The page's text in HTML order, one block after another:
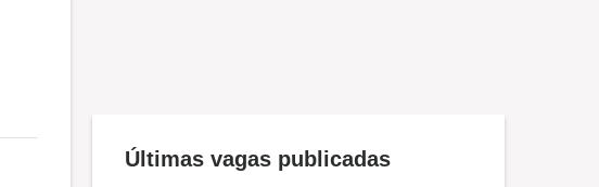
Últimas vagas publicadas